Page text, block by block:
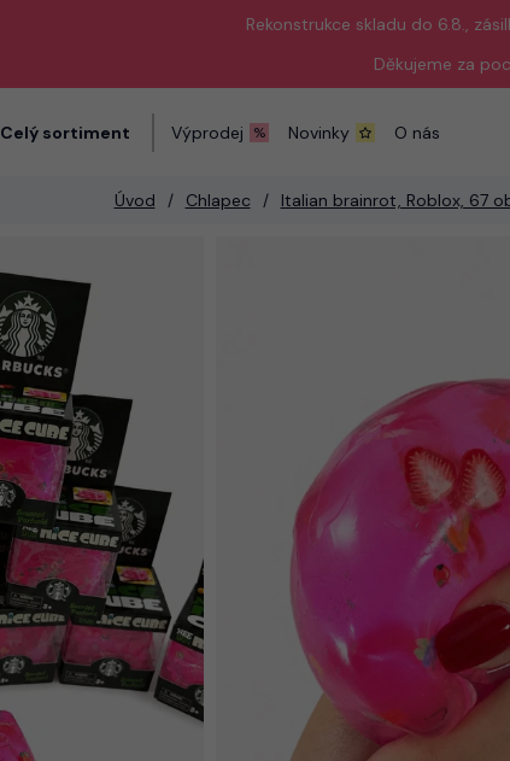
Rekonstrukce skladu do 6.8.,
Děkujeme za
Celý sortiment Výprodej Novinky O nás
Úvod Chlapec Italian brainrot, Roblox, 67